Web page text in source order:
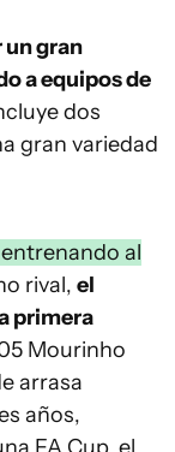
un gran
a equipos de
dos
gran variedad
al
rival, el
primera
Mourinho
arrasa
años,